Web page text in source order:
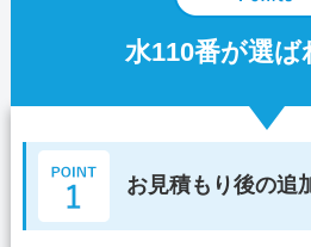
水110番が選ば
お見積もり後の追